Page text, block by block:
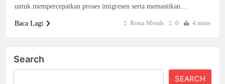
untuk mempercepatkan proses imigresen serta memastikan…
Baca Lagi Rona Merah 0 4 mins
Search
SEARCH